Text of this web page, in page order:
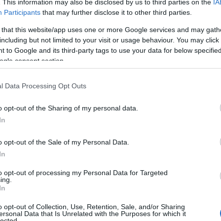
This information may also be disclosed by us to third parties on the
Participants that may further disclose it to other third parties.
that this website/app uses one or more Google services and may
but not limited to your visit or usage behaviour. You may
to Google and its third-party tags to use your data for below
consent section.
Data Processing Opt Outs
opt-out of the Sharing of my personal data.
opt-out of the Sale of my Personal Data.
opt-out of processing my Personal Data for Targeted
opt-out of Collection, Use, Retention, Sale, and/or Sharing
Data that Is Unrelated with the Purposes for which it
νοσοκομείο αυτή τη φορά όχι ως
τις ευχαριστίες του προς το ιατρικό
φροντίδα και την υποστήριξη που του
επαφή με το προσωπικό
του, Τίνα Μεσσαροπούλου, και μαζί
του νοσοκομείου.
δικτύωσης, ο υφυπουργός ανέφερε ότι
μάχη της ζωής του» και ότι σήμερα
να πει ένα μεγάλο ευχαριστώ σε όλους όσοι